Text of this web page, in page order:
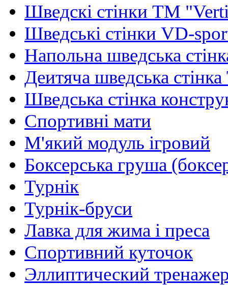
Шведскі стінки TM
Шведські стінки VD-
Напольна шведська
Деитяча шведська
Шведська стінка
Спортивні мати
М'який модуль ігровий
Боксерська груша
Турнік
Турнік-бруси
Лавка для жима і преса
Спортивний куточок
Эллиптический